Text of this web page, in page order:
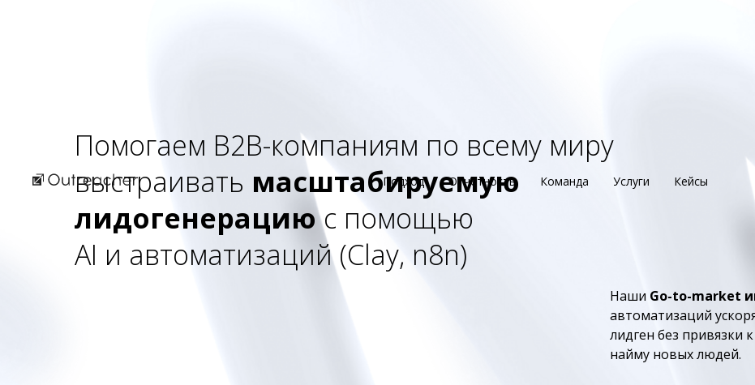
Подход Отчетность Команда Услуги Кейсы
Помогаем B2B-компаниям по всему миру
выстраивать масштабируемую
лидогенерациюс помощью
AI и автоматизаций (Clay, n8n)
Наши Go-to-market
автоматизаций
лидген без привязки
найму новых людей.